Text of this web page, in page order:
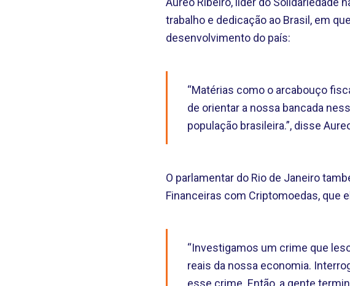
trabalho e dedicação ao Brasil, em
desenvolvimento do país:
“Matérias como o arcabouço
de orientar a nossa bancada
população brasileira.”, disse
O parlamentar do Rio de Janeiro
Financeiras com Criptomoedas, que
“Investigamos um crime que
reais da nossa economia.
esse crime. Então, a gente